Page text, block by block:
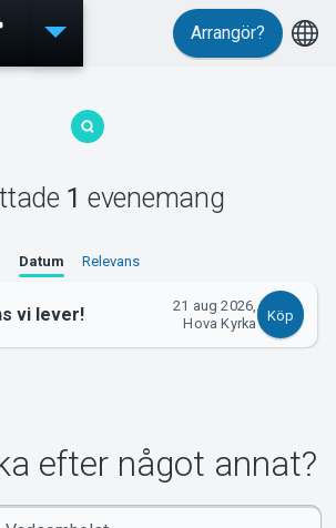
MyTickster
Support
Tickster
Arrangör?
1 evenemang
Datum Relevans
vi lever!
21 aug 2026,
Hova Kyrka
Köp
efter något annat?